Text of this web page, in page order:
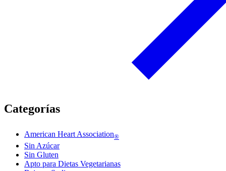
Categorías
American Heart Association®
Sin Azúcar
Sin Gluten
Apto para Dietas Vegetarianas